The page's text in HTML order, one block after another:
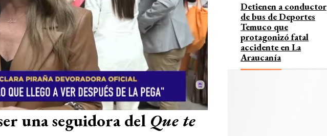
una seguidora del Que te
Detienen a conductor
de bus de Deportes
Temuco que
protagonizó fatal
accidente en La
Araucanía